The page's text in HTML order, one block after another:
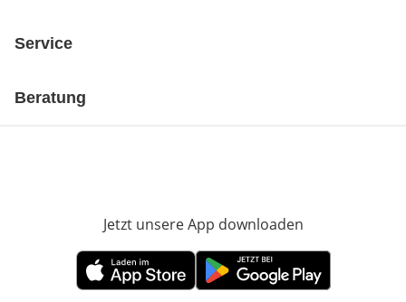
Service
Beratung
Jetzt unsere App downloaden
Öffnet in neuem FensterÖffnet in neuem Fenster